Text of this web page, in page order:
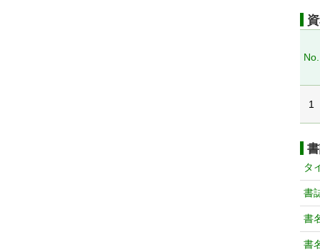
No.
1
タ
書
書
書